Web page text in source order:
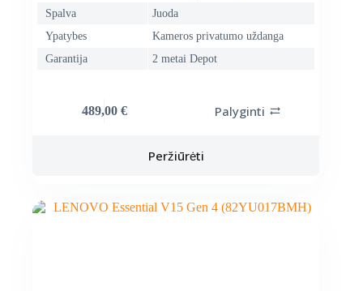
Spalva
Juoda
Ypatybes
Kameros privatumo uždanga
Garantija
2 metai Depot
489,00 € Palyginti
Peržiūrėti